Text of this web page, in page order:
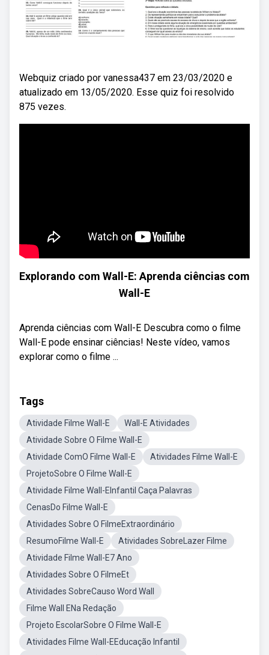
Webquiz criado por vanessa437 em 23/03/2020 e
atualizado em 13/05/2020. Esse quiz foi resolvido
875 vezes.
Explorando com Wall-E: Aprenda ciências com
Wall-E
Aprenda ciências com Wall-E Descubra como o filme
Wall-E pode ensinar ciências! Neste vídeo, vamos
explorar como o filme ...
Tags
Atividade Filme Wall-E
Wall-E Atividades
Atividade Sobre O Filme Wall-E
Atividade ComO Filme Wall-E
Atividades Filme Wall-E
ProjetoSobre O Filme Wall-E
Atividade Filme Wall-EInfantil Caça Palavras
CenasDo Filme Wall-E
Atividades Sobre O FilmeExtraordinário
ResumoFilme Wall-E
Atividades SobreLazer Filme
Atividade Filme Wall-E7 Ano
Atividades Sobre O FilmeEt
Atividades SobreCauso Word Wall
Filme Wall ENa Redação
Projeto EscolarSobre O Filme Wall-E
Atividades Filme Wall-EEducação Infantil